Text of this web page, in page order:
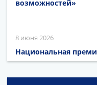
возможностей»
8 июня 2026
Национальная